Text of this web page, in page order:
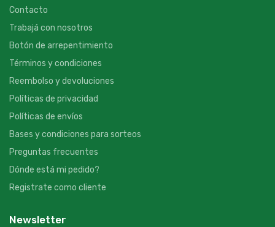
Contacto
Trabajá con nosotros
Botón de arrepentimiento
Términos y condiciones
Reembolso y devoluciones
Políticas de privacidad
Políticas de envíos
Bases y condiciones para sorteos
Preguntas frecuentes
Dónde está mi pedido?
Registrate como cliente
Newsletter